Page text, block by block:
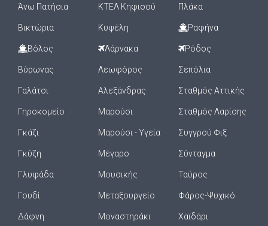
Άνω Πατήσια
Βικτώρια
Βόλος
Βύρωνας
Γαλάτσι
Γηροκομείο
Γκάζι
Γκύζη
Γλυφάδα
Γουδί
Δάφνη
ΚΤΕΛ Κηφισού
Κυψέλη
Λάρνακα
Λεωφόρος
Αλεξάνδρας
Μαρούσι
Μαρούσι - Υγεία
Μέγαρο
Μουσικής
Μεταξουργείο
Μοναστηράκι
Πλάκα
Ραφήνα
Ρόδος
Σεπόλια
Σταθμός Αττικής
Σταθμός Λαρίσης
Συγγρού Φιξ
Σύνταγμα
Ταύρος
Φάρος-Ψυχικό
Χαϊδάρι